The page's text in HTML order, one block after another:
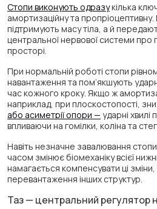
Стопи виконують одразукілька
амортизаційну та
підтримують масу тіла, а й
центральної нервової системи про
просторі.
При нормальній роботі стопи
навантаження та пом’якшують
час кожного кроку. Якщо ж
наприклад, при плоскостопості,
або асиметрії опори — ударні
впливаючи на гомілки, коліна та
Навіть незначне завалювання
часом змінює біомеханіку всієї
намагається компенсувати ці
перевантаження інших структур.
Таз — центральний регулятор